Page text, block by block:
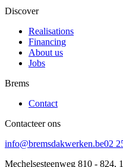
Discover
Realisations
Financing
About us
Jobs
Brems
Contact
Contacteer ons
info@bremsdakwerken.be02
Mechelsesteenweg 810 - 824,